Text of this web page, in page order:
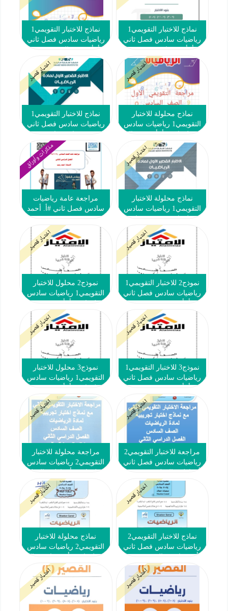
نماذج للاختبار التقويمي1
رياضيات سادس فصل ثاني
نماذج للاختبار التقويمي1
رياضيات سادس فصل ثاني
اختبار قصير
نماذج محلولة للاختبار
التقويمي1 رياضيات سادس
2023-2024
اختبار قصير
نماذج للاختبار التقويمي1
رياضيات سادس فصل ثاني
2024
اختبار قصير
نماذج محلولة للاختبار
التقويمي1 رياضيات سادس
مذكرات وأوراق
مراجعة عامة رياضيات
سادس فصل ثاني #أ. أحمد
اختبار قصير
نموذج2 للاختبار التقويمي1
رياضيات سادس فصل ثاني
اختبار قصير
نموذج2 محلول للاختبار
التقويمي1 رياضيات سادس
2024
اختبار قصير
نموذج3 للاختبار التقويمي1
رياضيات سادس فصل ثاني
اختبار قصير
نموذج3 محلول للاختبار
التقويمي1 رياضيات سادس
2024
اختبار قصير
مراجعة للاختبار التقويمي2
رياضيات سادس فصل ثاني
اختبار قصير
مراجعة محلولة للاختبار
التقويمي2 رياضيات سادس
2024-2025
اختبار قصير
نماذج للاختبار التقويمي2
رياضيات سادس فصل ثاني
اختبار قصير
نماذج محلولة للاختبار
التقويمي2 رياضيات سادس
2024-2025
اختبار قصير اختبار قصير